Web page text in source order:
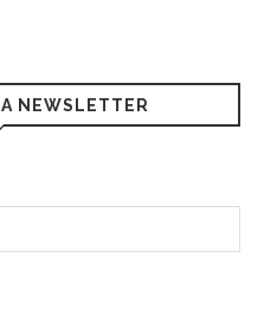
NEWSLETTER